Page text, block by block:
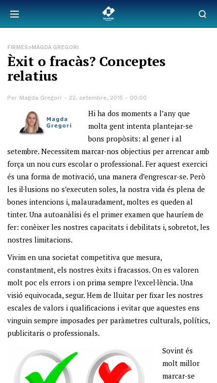
FIRMES>MAGDA GREGORI
Èxit o fracàs? Conceptes
relatius
Per Magda Gregori 22, setembre, 2015 - 00:00
Hi ha dos moments a l’any que
molta gent intenta plantejar-se
bons propòsits: al gener i al
setembre. Necessitem marcar-nos objectius per arrencar amb
força un nou curs escolar o professional. Fer aquest exercici
és una forma de motivació, una manera d’engrescar-se. Però
les il·lusions no s’executen soles, la nostra vida és plena de
bones intencions i, malauradament, moltes es queden al
tinter. Una autoanàlisi és el primer examen que hauríem de
fer: conèixer les nostres capacitats i debilitats i, sobretot, les
nostres limitacions.
Vivim en una societat competitiva que mesura,
constantment, els nostres èxits i fracassos. On es valoren
molt poc els errors i on prima sempre l’excel·lència. Una
visió equivocada, segur. Hem de lluitar per fixar les nostres
escales de valors i qualificacions i evitar que aquestes ens
vinguin sempre imposades per paràmetres culturals, polítics,
publicitaris o professionals.
Sovint és
molt millor
marcar-se